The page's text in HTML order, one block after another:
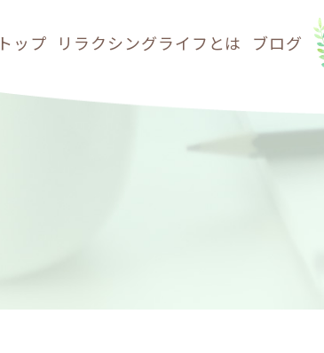
トップ リラクシングライフとは ブログ